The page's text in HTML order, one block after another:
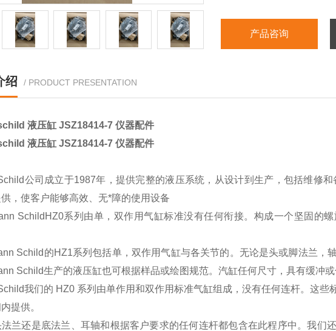
产品咨询
绍 / PRODUCT PRESENTATION
液压缸 JSZ18414-7 仪器配件
液压缸 JSZ18414-7 仪器配件
公司成立于1987年，提供完整的液压系统，从设计到生产，包括维修
，使客户能够高效、无*障的使用设备
SchildHZ0系列由单，双作用气缸标准没有任何衔接。构成一个坚固的螺
Schild的HZ1系列包括单，双作用气缸与各关节的。无论是头或脚法兰，
Schild生产的液压缸也可根据样品或绘图规范。汽缸任何尺寸，具有缓冲
我们的 HZ0 系列由单作用和双作用标准气缸组成，没有任何连杆。这些
提供。
兰还是底法兰、耳轴和根据客户要求的任何连杆都包含在此程序中。我们